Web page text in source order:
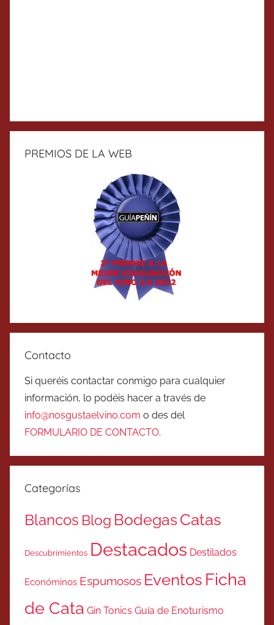
PREMIOS DE LA WEB
Contacto
Si queréis contactar conmigo para cualquier
información, lo podéis hacer a través de
info@nosgustaelvino.com o des del
FORMULARIO DE CONTACTO.
Categorías
Blancos Blog BodegasCatas
Descubrimientos Destacados Destilados
Económinos Espumosos Eventos Ficha
de Cata Gin Tonics Guía de Enoturismo